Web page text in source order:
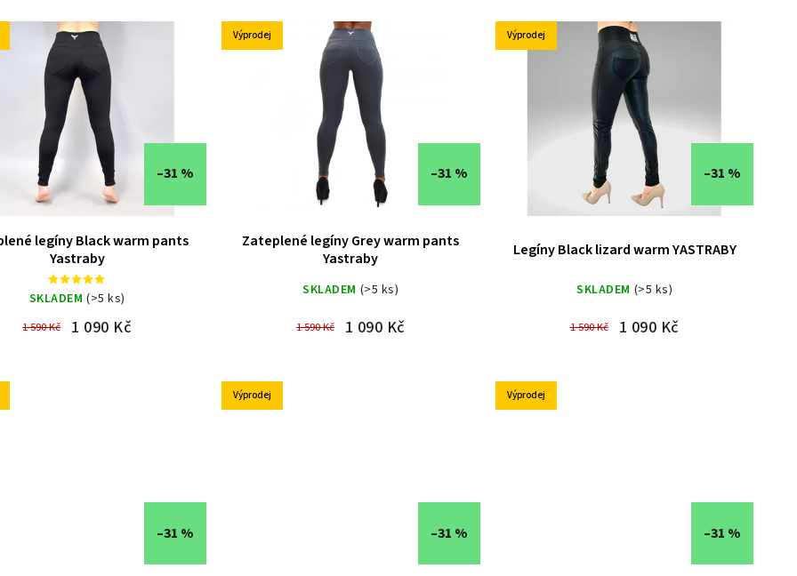
–31 %
legíny Black warm pants
Yastraby
SKLADEM (>5 ks)
1 590 Kč 1 090 Kč
Výprodej
–31 %
Zateplené legíny Grey warm pants
Yastraby
SKLADEM (>5 ks)
1 590 Kč 1 090 Kč
Výprodej
–31 %
Legíny Black lizard warm YASTRABY
SKLADEM (>5 ks)
1 590 Kč 1 090 Kč
–31 %
Výprodej
–31 %
Výprodej
–31 %